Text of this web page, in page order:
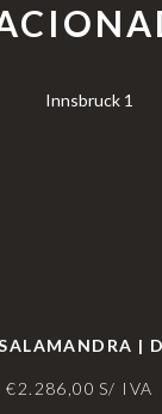
|
€2.286,00 S/ IVA